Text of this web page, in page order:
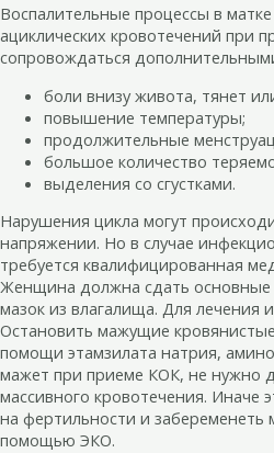
Воспалительные процессы в
ациклических кровотечений при
сопровождаться
боли внизу живота, тянет
повышение температуры;
продолжительные
большое количество
выделения со сгустками.
Нарушения цикла могут
напряжении. Но в случае
требуется квалифицированная
Женщина должна сдать основные
мазок из влагалища. Для лечения
Остановить мажущие
помощи этамзилата натрия,
мажет при приеме КОК, не нужно
массивного кровотечения. Иначе
на фертильности и забеременеть
помощью ЭКО.